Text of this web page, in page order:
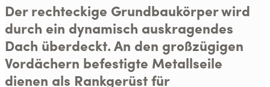
Der rechteckige Grundbaukörper wird
durch ein dynamisch auskragendes
Dach überdeckt. An den großzügigen
Vordächern befestigte Metallseile
dienen als Rankgerüst für